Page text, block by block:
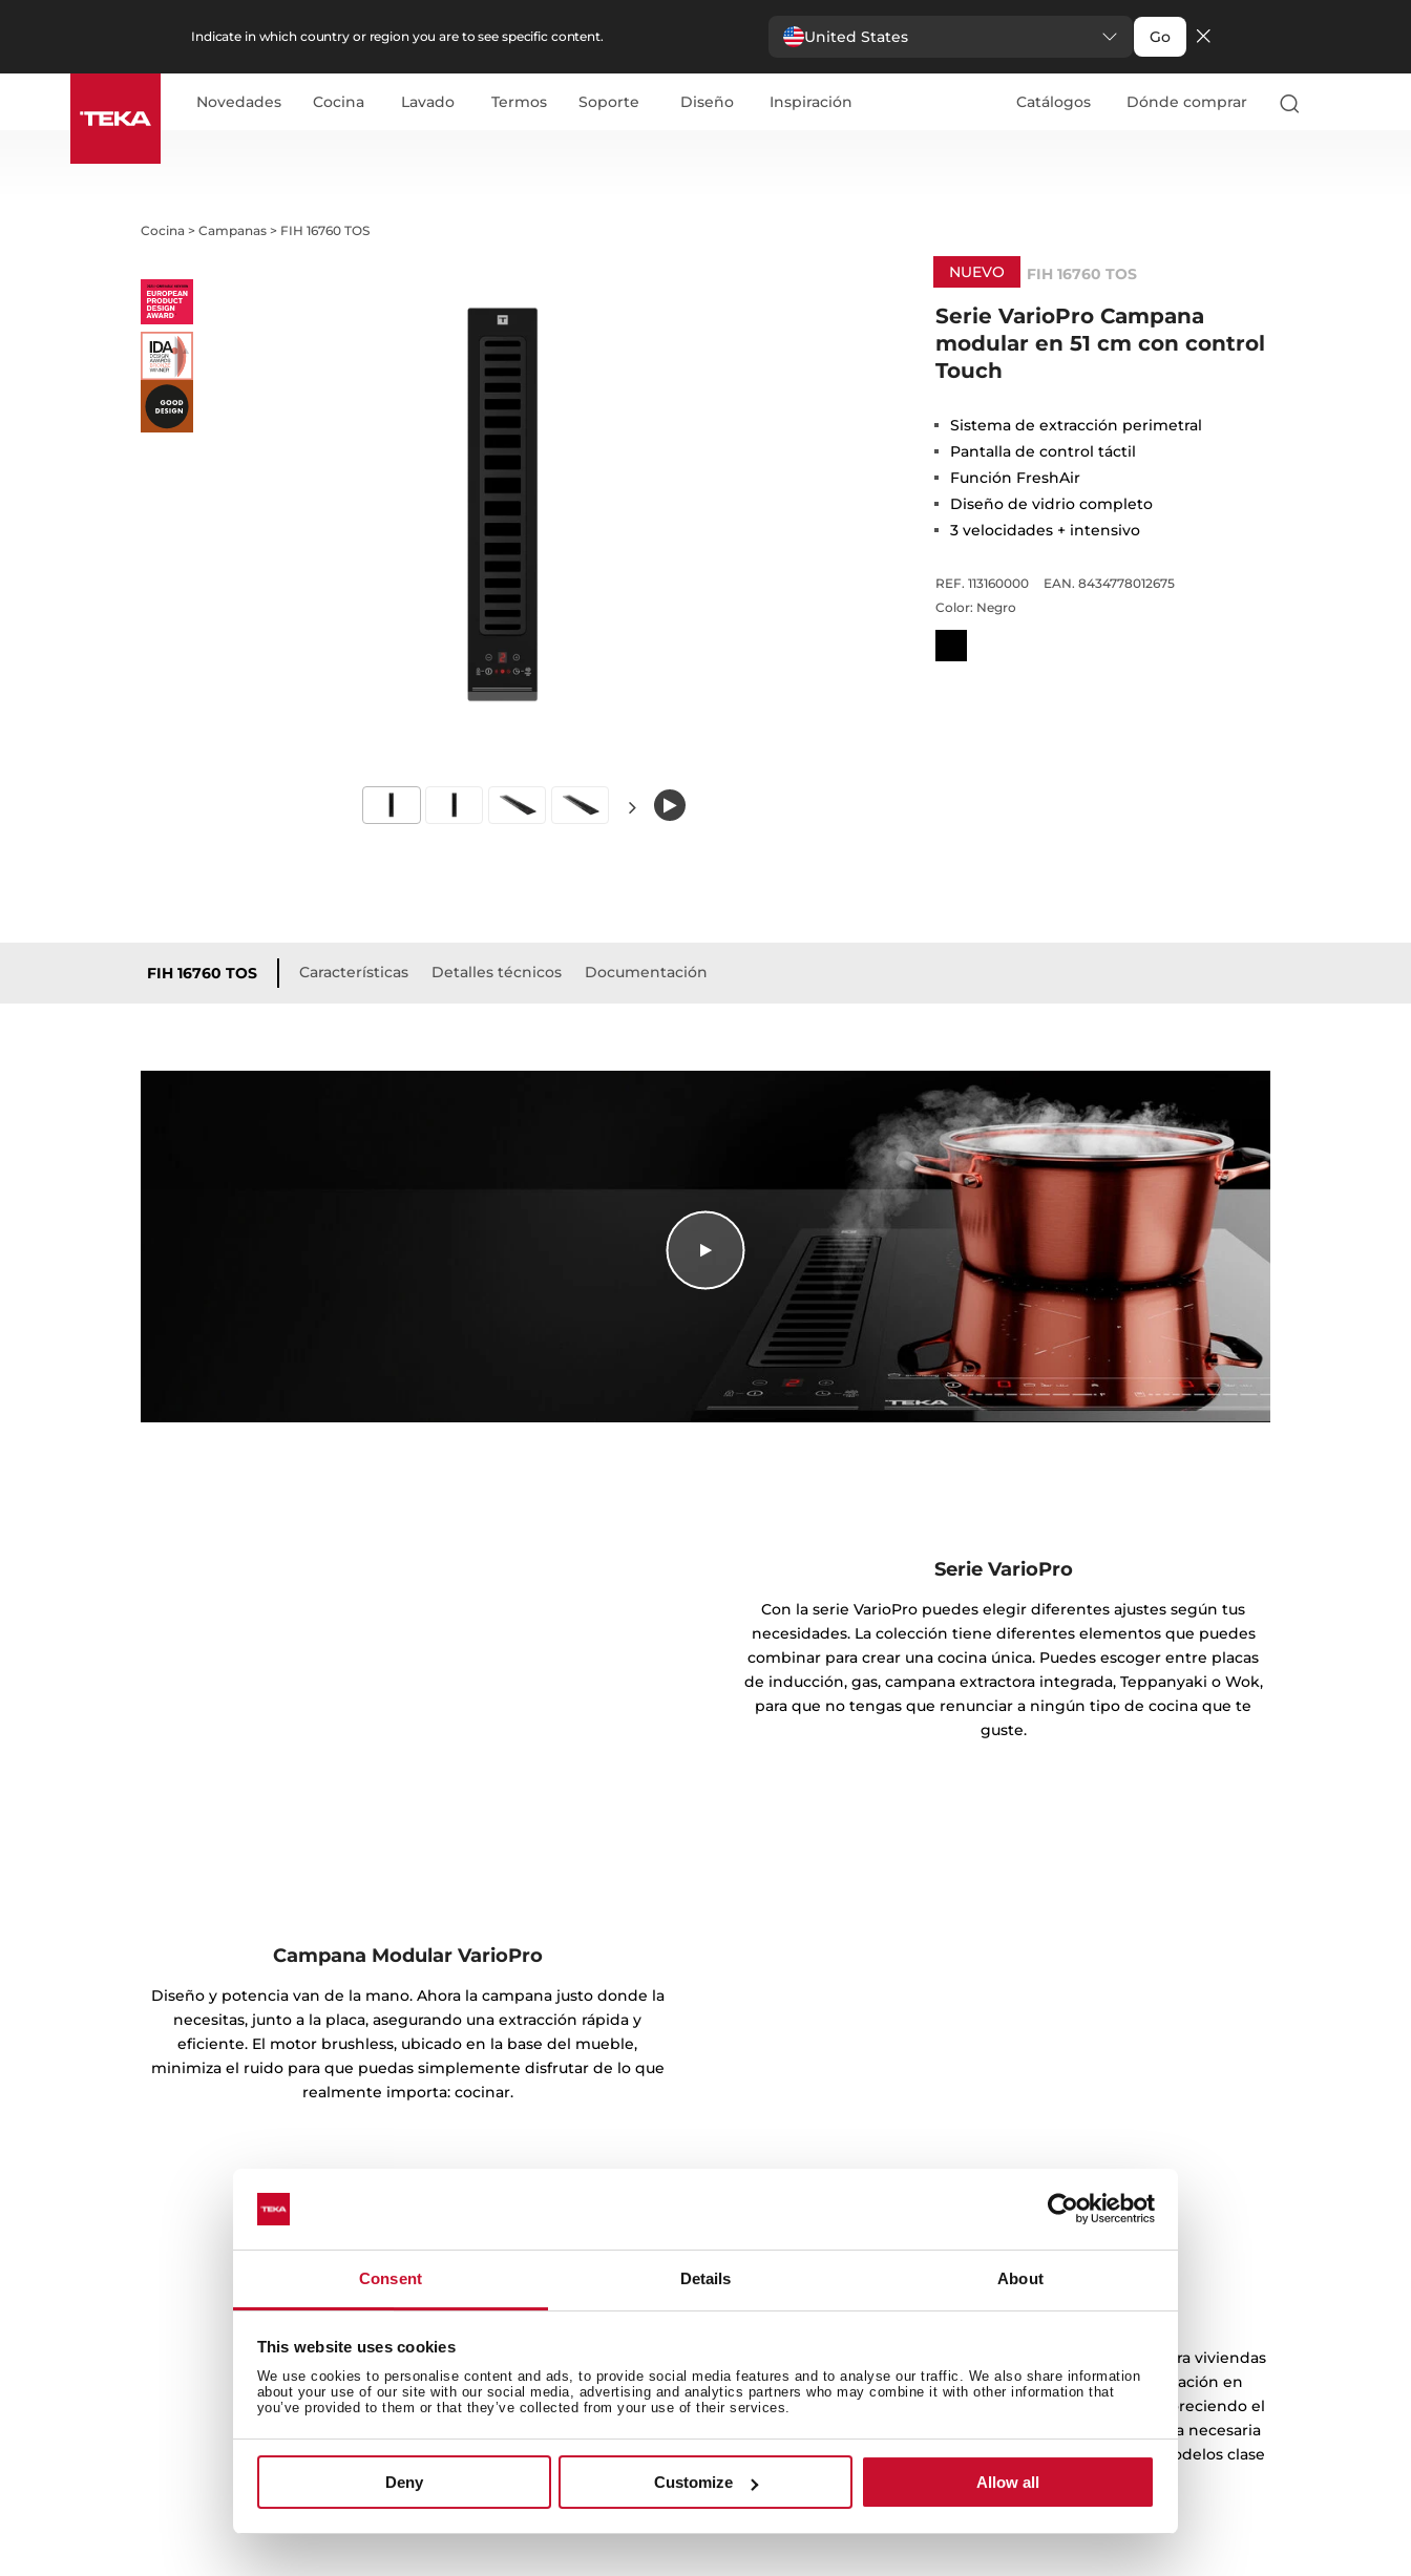
Consent Details About
This website uses cookies
We use cookies to personalise content and ads, to provide social media features and to analyse our traffic. We also share information
about your use of our site with our social media, advertising and analytics partners who may combine it with other information that
you’ve provided to them or that they’ve collected from your use of their services.
Deny Customize Allow all
Indicate in which country or region you are to see specific content. United States Go
Novedades Cocina Lavado Termos Soporte Diseño Inspiración Catálogos Dónde comprar
Cocina >Campanas > FIH 16760 TOS
NUEVO FIH 16760 TOS
Serie VarioPro Campana
modular en 51 cm con control
Touch
Sistema de extracción perimetral
Pantalla de control táctil
Función FreshAir
Diseño de vidrio completo
3 velocidades + intensivo
REF. 113160000
EAN. 8434778012675
Color: Negro
FIH 16760 TOS Características Detalles técnicos Documentación
Serie VarioPro
Con la serie VarioPro puedes elegir diferentes ajustes según tus
necesidades. La colección tiene diferentes elementos que puedes
combinar para crear una cocina única. Puedes escoger entre placas
de inducción, gas, campana extractora integrada, Teppanyaki o Wok,
para que no tengas que renunciar a ningún tipo de cocina que te
guste.
Campana Modular VarioPro
Diseño y potencia van de la mano. Ahora la campana justo donde la
necesitas, junto a la placa, asegurando una extracción rápida y
eficiente. El motor brushless, ubicado en la base del mueble,
minimiza el ruido para que puedas simplemente disfrutar de lo que
realmente importa: cocinar.
Diseñadas para ahorrar
Cumpliendo con los criterios energéticos establecidos para viviendas
Passive House, nuestras campanas permiten una instalación en
recirculación, evitando las salidas de aire al exterior y favoreciendo el
aislamiento. De esta forma, se consigue reducir la energía necesaria
para la climatización de tu hogar (En comparación con modelos clase
D).